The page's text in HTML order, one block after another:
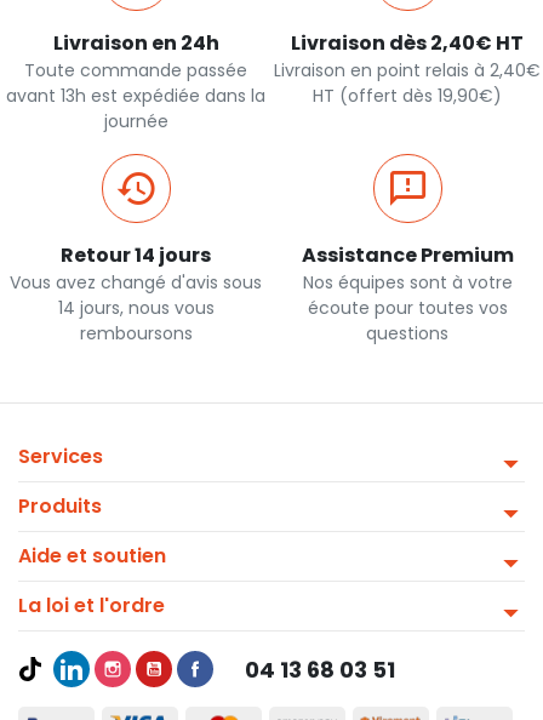
Livraison en 24h
Toute commande passée
avant 13h est expédiée dans la
journée
Livraison dès 2,40€ HT
Livraison en point relais à 2,40€
HT (offert dès 19,90€)
Retour 14 jours
Vous avez changé d'avis sous
14 jours, nous vous
remboursons
Assistance Premium
Nos équipes sont à votre
écoute pour toutes vos
questions
Services
Produits
Aide et soutien
La loi et l'ordre
04 13 68 03 51